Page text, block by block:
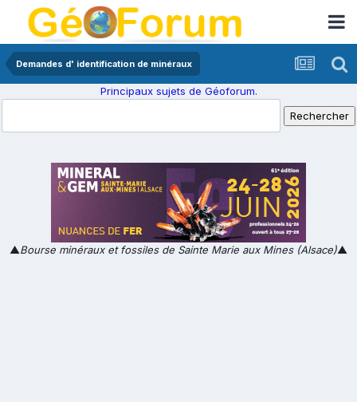
Demandes d' identification de minéraux
Principaux sujets de Géoforum.
▲Bourse minéraux et fossiles de Sainte Marie aux Mines (Alsace)▲